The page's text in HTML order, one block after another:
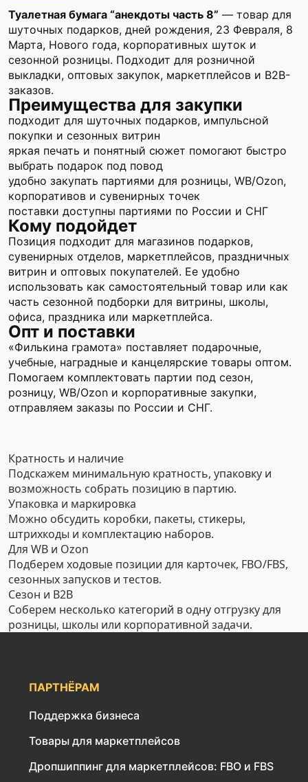
Туалетная бумага “анекдоты часть 8” — товар для
шуточных подарков, дней рождения, 23 Февраля, 8
Марта, Нового года, корпоративных шуток и
сезонной розницы. Подходит для розничной
выкладки, оптовых закупок, маркетплейсов и B2B-
заказов.
Преимущества для закупки
подходит для шуточных подарков, импульсной
покупки и сезонных витрин
яркая печать и понятный сюжет помогают быстро
выбрать подарок под повод
удобно закупать партиями для розницы, WB/Ozon,
корпоративов и сувенирных точек
поставки доступны партиями по России и СНГ
Кому подойдет
Позиция подходит для магазинов подарков,
сувенирных отделов, маркетплейсов, праздничных
витрин и оптовых покупателей. Ее удобно
использовать как самостоятельный товар или как
часть сезонной подборки для витрины, школы,
офиса, праздника или маркетплейса.
Опт и поставки
«Филькина грамота» поставляет подарочные,
учебные, наградные и канцелярские товары оптом.
Помогаем комплектовать партии под сезон,
розницу, WB/Ozon и корпоративные закупки,
отправляем заказы по России и СНГ.
Кратность и наличие
Подскажем минимальную кратность, упаковку и
возможность собрать позицию в партию.
Упаковка и маркировка
Можно обсудить коробки, пакеты, стикеры,
штрихкоды и комплектацию наборов.
Для WB и Ozon
Подберем ходовые позиции для карточек, FBO/FBS,
сезонных запусков и тестов.
Сезон и B2B
Соберем несколько категорий в одну отгрузку для
розницы, школы или корпоративной задачи.
ПАРТНЁРАМ
Поддержка бизнеса
Товары для маркетплейсов
Дропшиппинг для маркетплейсов: FBO и FBS